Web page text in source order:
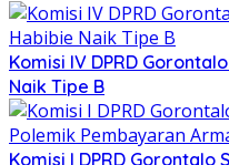
Komisi IV DPRD
Naik Tipe B
Komisi I DPRD Gorontalo